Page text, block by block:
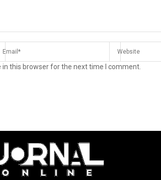
this browser for the next time I comment.